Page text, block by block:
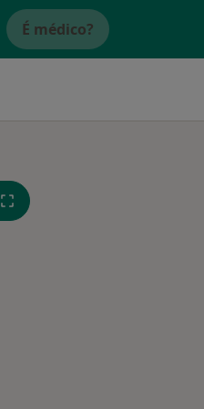
É médico?
Qui,
13 Ago